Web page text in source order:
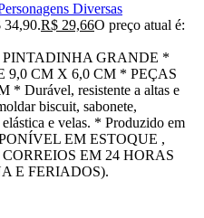
Diversas
34,90.R$ 29,66O preço atual é:
GRANDE *
CM X 6,0 CM * PEÇAS
Durável, resistente a altas e
biscuit, sabonete,
e velas. * Produzido em
EM ESTOQUE ,
EM 24 HORAS
E FERIADOS).